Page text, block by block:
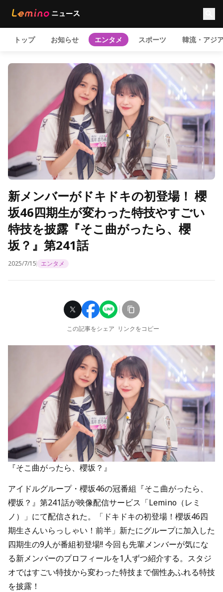
トップ お知らせ エンタメ スポーツ 韓流・アジ
新メンバーがドキドキの初登場！ 櫻
坂46四期生が変わった特技やすごい
特技を披露『そこ曲がったら、櫻
坂？』第241話
2025/7/15 エンタメ
この記事をシェア リンクをコピー
『そこ曲がったら、櫻坂？』
アイドルグループ・櫻坂46の冠番組『そこ曲がったら、
櫻坂？』第241話が映像配信サービス「Lemino（レミ
ノ）」にて配信された。「ドキドキの初登場！櫻坂46四
期生さんいらっしゃい！前半」新たにグループに加入した
四期生の9人が番組初登場!! 今回も先輩メンバーが気にな
る新メンバーのプロフィールを1人ずつ紹介する。スタジ
オではすごい特技から変わった特技まで個性あふれる特技
を披露！